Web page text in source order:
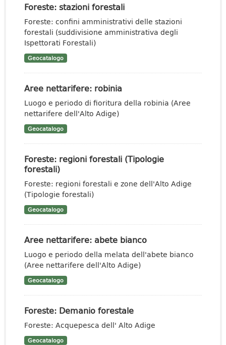
Foreste: stazioni forestali
Foreste: confini amministrativi delle stazioni
forestali (suddivisione amministrativa degli
Ispettorati Forestali)
Geocatalogo
Aree nettarifere: robinia
Luogo e periodo di fioritura della robinia (Aree
nettarifere dell'Alto Adige)
Geocatalogo
Foreste: regioni forestali (Tipologie
forestali)
Foreste: regioni forestali e zone dell'Alto Adige
(Tipologie forestali)
Geocatalogo
Aree nettarifere: abete bianco
Luogo e periodo della melata dell'abete bianco
(Aree nettarifere dell'Alto Adige)
Geocatalogo
Foreste: Demanio forestale
Foreste: Acquepesca dell' Alto Adige
Geocatalogo